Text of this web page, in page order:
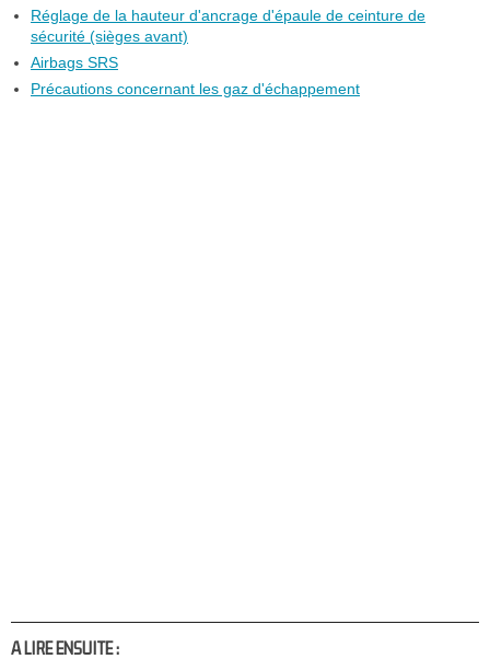
Réglage de la hauteur d'ancrage d'épaule de ceinture de
sécurité (sièges avant)
Airbags SRS
Précautions concernant les gaz d'échappement
A LIRE ENSUITE :